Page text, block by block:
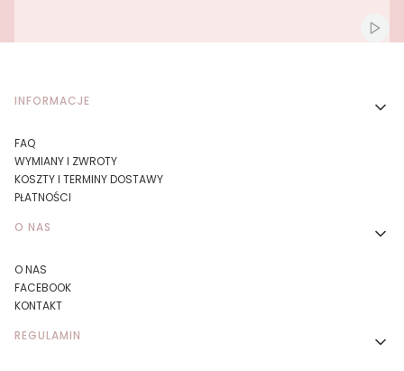
Linki w stopce
INFORMACJE
FAQ
WYMIANY I ZWROTY
KOSZTY I TERMINY DOSTAWY
PŁATNOŚCI
O NAS
O NAS
FACEBOOK
KONTAKT
REGULAMIN